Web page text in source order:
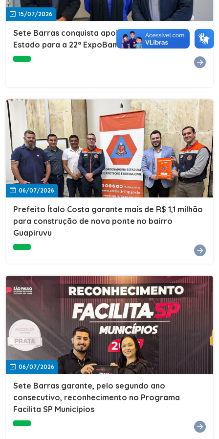
15/07/2026
Sete Barras conquista apoio do Governo do
Estado para a 22ª ExpoBanana
06/07/2026
Prefeito Ítalo Costa garante mais de R$ 1,1 milhão
para construção de nova ponte no bairro
Guapiruvu
06/07/2026
Sete Barras garante, pelo segundo ano
consecutivo, reconhecimento no Programa
Facilita SP Municípios